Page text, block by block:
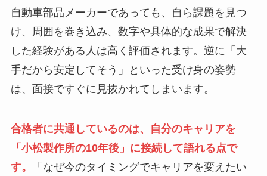
自動車部品メーカーであっても、自ら課題を見つ
け、周囲を巻き込み、数字や具体的な成果で解決
した経験がある人は高く評価されます。逆に「大
手だから安定してそう」といった受け身の姿勢
は、面接ですぐに見抜かれてしまいます。
合格者に共通しているのは、自分のキャリアを
「小松製作所の10年後」に接続して語れる点で
す。
「なぜ今のタイミングでキャリアを変えたい